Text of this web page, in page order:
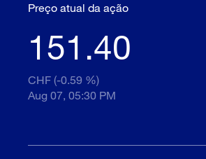
Preço atual da ação
151.40
CHF (-0.59 %)
Aug 07, 05:30 PM